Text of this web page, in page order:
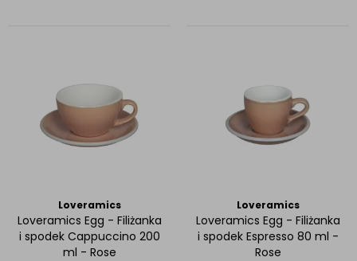
Loveramics
Loveramics Egg - Filiżanka
i spodek Cappuccino 200
ml - Rose
Loveramics
Loveramics Egg - Filiżanka
i spodek Espresso 80 ml -
Rose